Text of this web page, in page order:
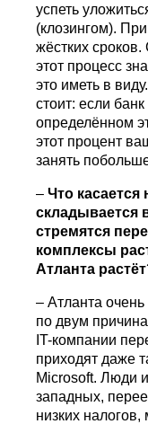
успеть
(клозингом).
жёстких
этот процесс
это иметь в
стоит: если
определённом
этот процент
занять
–Что касается
складывается
стремятся
комплексы
Атланта
– Атланта очень
по двум
IT-компании
приходят даже
Microsoft. Люди
западных,
низких